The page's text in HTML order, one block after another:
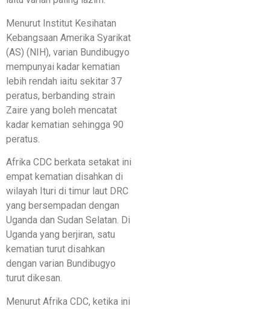
Menurut Institut Kesihatan
Kebangsaan Amerika Syarikat
(AS) (NIH), varian Bundibugyo
mempunyai kadar kematian
lebih rendah iaitu sekitar 37
peratus, berbanding strain
Zaire yang boleh mencatat
kadar kematian sehingga 90
peratus.
Afrika CDC berkata setakat ini
empat kematian disahkan di
wilayah Ituri di timur laut DRC
yang bersempadan dengan
Uganda dan Sudan Selatan. Di
Uganda yang berjiran, satu
kematian turut disahkan
dengan varian Bundibugyo
turut dikesan.
Menurut Afrika CDC, ketika ini